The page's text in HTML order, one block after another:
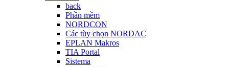
back
Phần mềm
NORDCON
Các tùy chọn NORDAC
EPLAN Makros
TIA Portal
Sistema